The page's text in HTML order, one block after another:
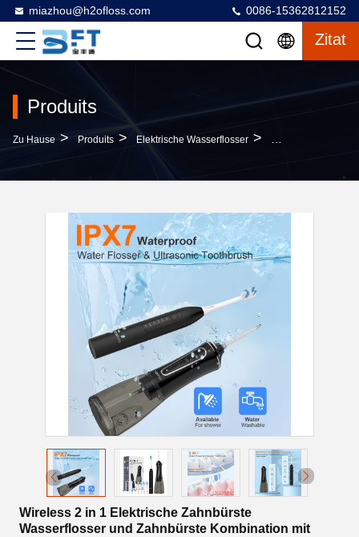
miazhou@h2ofloss.com 0086-15362812152
Zitat
Produits
Zu Hause > Produits > Elektrische Wasserflosser > Wireless 2 In 1
Wireless 2 in 1 Elektrische Zahnbürste
Wasserflosser und Zahnbürste Kombination mit